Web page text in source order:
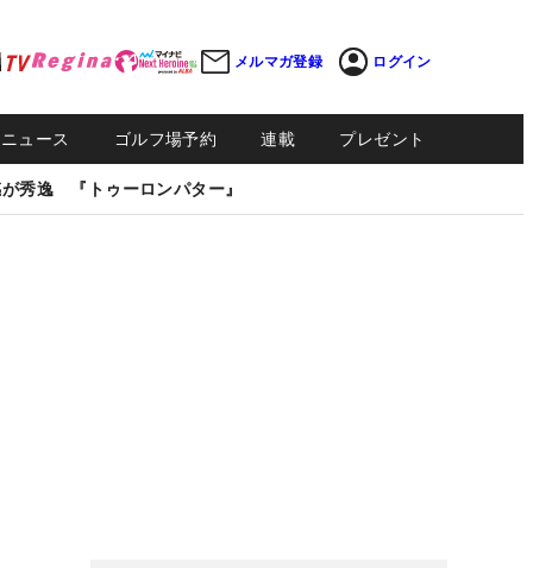
メルマガ登録 ログイン
ュース ゴルフ場予約 連載 プレゼント
秀逸 『トゥーロンパター』